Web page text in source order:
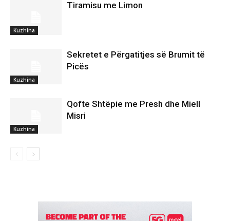
Kuzhina
Tiramisu me Limon
Kuzhina
Sekretet e Përgatitjes së Brumit të
Picës
Kuzhina
Qofte Shtëpie me Presh dhe Miell
Misri